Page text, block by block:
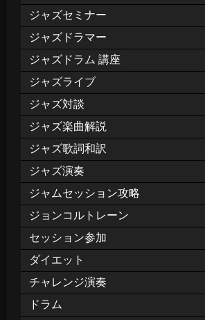
ジャズセミナー
ジャズドラマー
ジャズドラム 講座
ジャズライブ
ジャズ対談
ジャズ楽曲解説
ジャズ歌詞和訳
ジャズ演奏
ジャムセッション攻略
ジョンコルトレーン
セッション参加
ダイエット
チャレンジ演奏
ドラム